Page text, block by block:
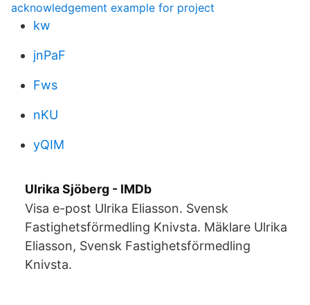
acknowledgement example for project
kw
jnPaF
Fws
nKU
yQIM
Ulrika Sjöberg - IMDb
Visa e-post Ulrika Eliasson. Svensk
Fastighetsförmedling Knivsta. Mäklare Ulrika
Eliasson, Svensk Fastighetsförmedling
Knivsta.